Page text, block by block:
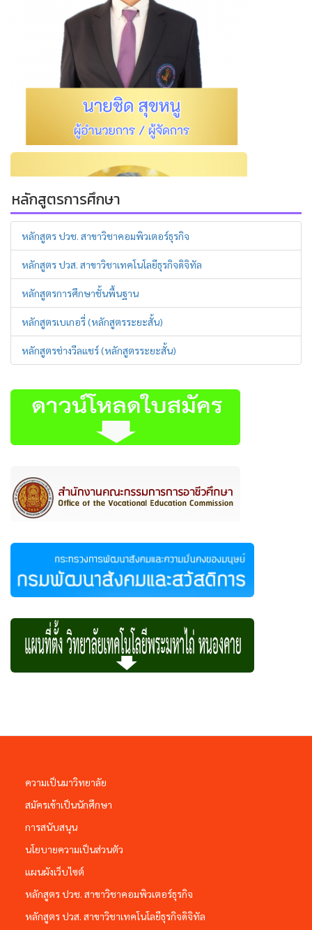
หลักสูตรการศึกษา
หลักสูตร ปวช. สาขาวิชาคอมพิวเตอร์ธุรกิจ
หลักสูตร ปวส. สาขาวิชาเทคโนโลยีธุรกิจดิจิทัล
หลักสูตรการศึกษาชั้นพื้นฐาน
หลักสูตรเบเกอรี่ (หลักสูตรระยะสั้น)
หลักสูตรช่างวีลแชร์ (หลักสูตรระยะสั้น)
ความเป็นมาวิทยาลัย
สมัครเข้าเป็นนักศึกษา
การสนับสนุน
นโยบายความเป็นส่วนตัว
แผนผังเว็บไซต์
หลักสูตร ปวช. สาขาวิชาคอมพิวเตอร์ธุรกิจ
หลักสูตร ปวส. สาขาวิชาเทคโนโลยีธุรกิจดิจิทัล